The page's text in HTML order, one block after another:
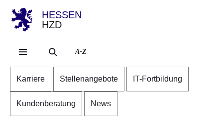
HESSEN
HZD
A-Z
Karriere Stellenangebote IT-Fortbildung
Kundenberatung News